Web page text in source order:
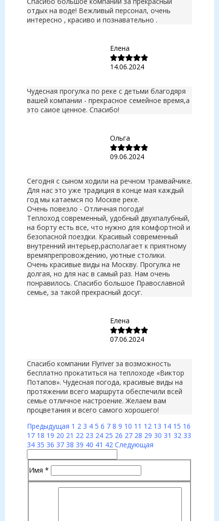
отдых на воде! Вежливый персонал, очень
интересно , красиво и познавательно .
Елена
14.06.2024
Чудесная прогулка по реке с детьми благодяря
вашей компании - прекрасное семейное время,а
это саиое ценное. Спасибо!
Ольга
09.06.2024
Сегодня с сыном ходили на речном трамвайчике.
Для нас это уже традиция в конце мая каждый
год мы катаемся по Москве реке.
Очень повезло - Отличная погода!
Теплоход современный, удобный двухпалубный,
на борту есть все, что нужно для комфортной и
безопасной поездки. Красивый современный
внутренний интерьер,располагает к приятному
времяпрепровождению, уютные столики.
Очень красивые виды на Москву. Прогулка не
долгая, но для нас в самый раз. Нам очень
понравилось. Спасибо большое Православной
семье, за такой прекрасный досуг.
Елена
07.06.2024
Спасибо компании Flyriver за возможность
бесплатно прокатиться на теплоходе «Виктор
Потапов». Чудесная погода, красивые виды на
протяжении всего маршрута обеспечили всей
семье отличное настроение. Желаем вам
процветания и всего самого хорошего!
Предыдущая 1 2 3 4 5 6 7 8 9 10 11 12 13 14 15 16
17 18 19 20 21 22 23 24 25 26 27 28 29 30 31 32 33
34 35 36 37 38 39 40 41 42 Следующая
Имя *